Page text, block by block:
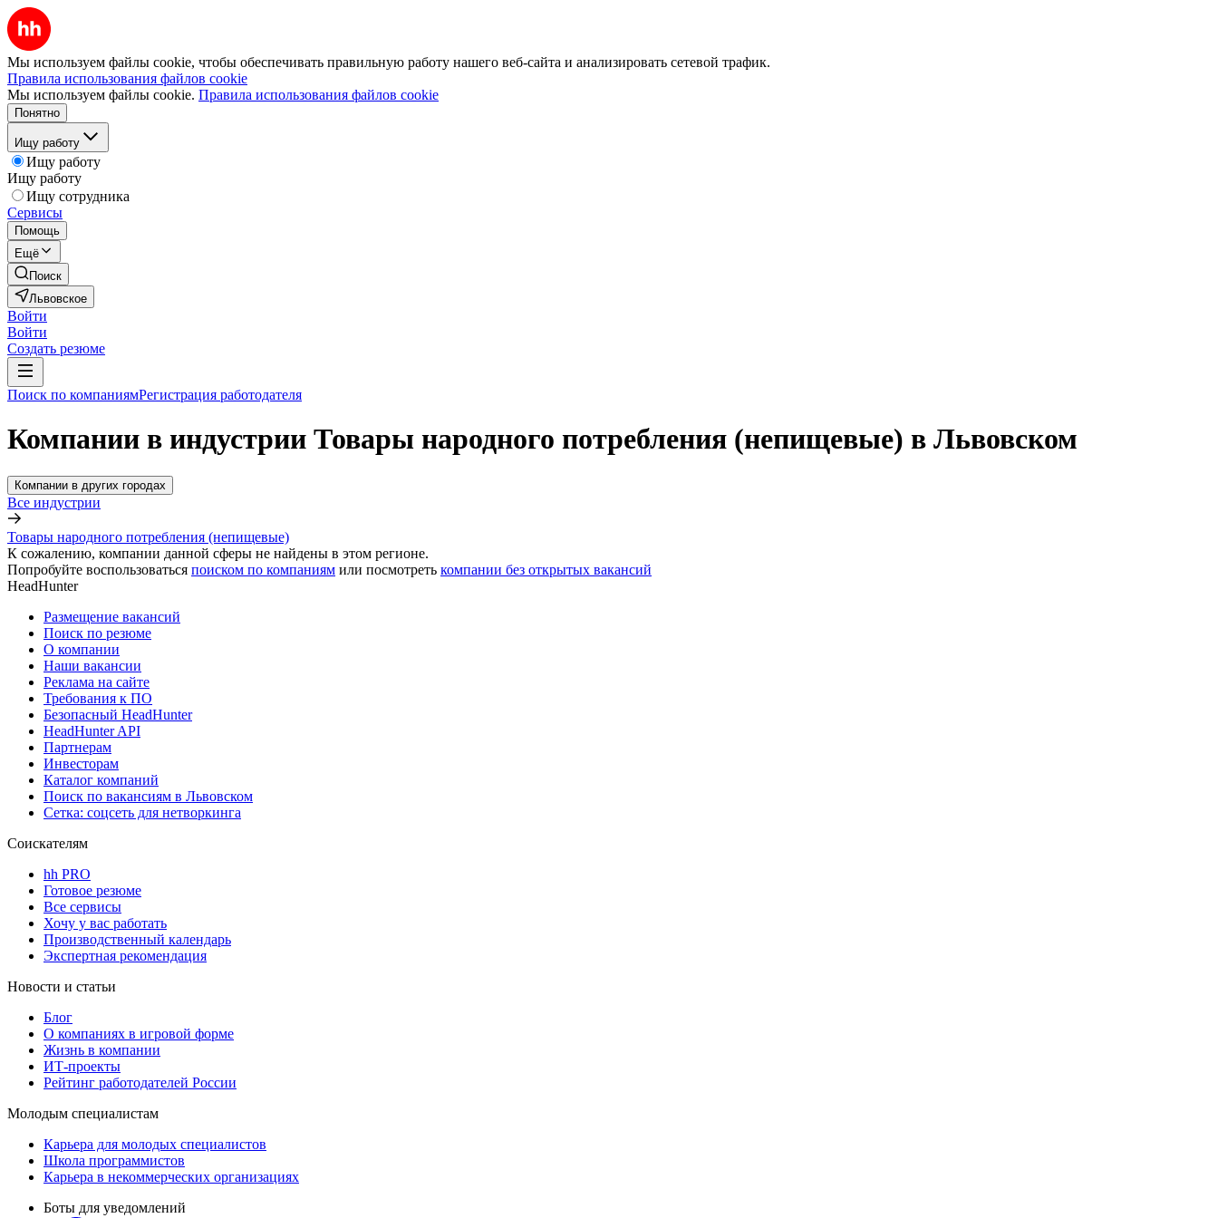
Мы используем файлы cookie, чтобы обеспечивать правильную работу нашего веб-сайта и анализировать сетевой трафик.
Правила использования файлов cookie
Мы используем файлы cookie. Правила использования файлов cookie
Понятно
Ищу работу
Ищу работу
Ищу работу
Ищу сотрудника
Сервисы
Помощь
Ещё
Поиск
Львовское
Войти
Войти
Создать резюме
Поиск по компаниямРегистрация работодателя
Компании в индустрии Товары народного потребления (непищевые) в Львовском
Компании в других городах
Все индустрии
Товары народного потребления (непищевые)
К сожалению, компании данной сферы не найдены в этом регионе.
Попробуйте воспользоваться поиском по компаниям или посмотреть компании без открытых вакансий
HeadHunter
Размещение вакансий
Поиск по резюме
О компании
Наши вакансии
Реклама на сайте
Требования к ПО
Безопасный HeadHunter
HeadHunter API
Партнерам
Инвесторам
Каталог компаний
Поиск по вакансиям в Львовском
Сетка: соцсеть для нетворкинга
Соискателям
hh PRO
Готовое резюме
Все сервисы
Хочу у вас работать
Производственный календарь
Экспертная рекомендация
Новости и статьи
Блог
О компаниях в игровой форме
Жизнь в компании
ИТ-проекты
Рейтинг работодателей России
Молодым специалистам
Карьера для молодых специалистов
Школа программистов
Карьера в некоммерческих организациях
Боты для уведомлений